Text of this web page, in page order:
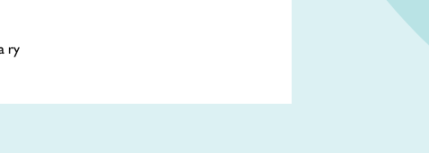
ry